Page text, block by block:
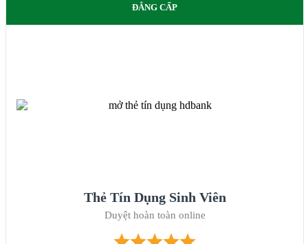
ĐẲNG CẤP
Thẻ Tín Dụng Sinh Viên
Duyệt hoàn toàn online